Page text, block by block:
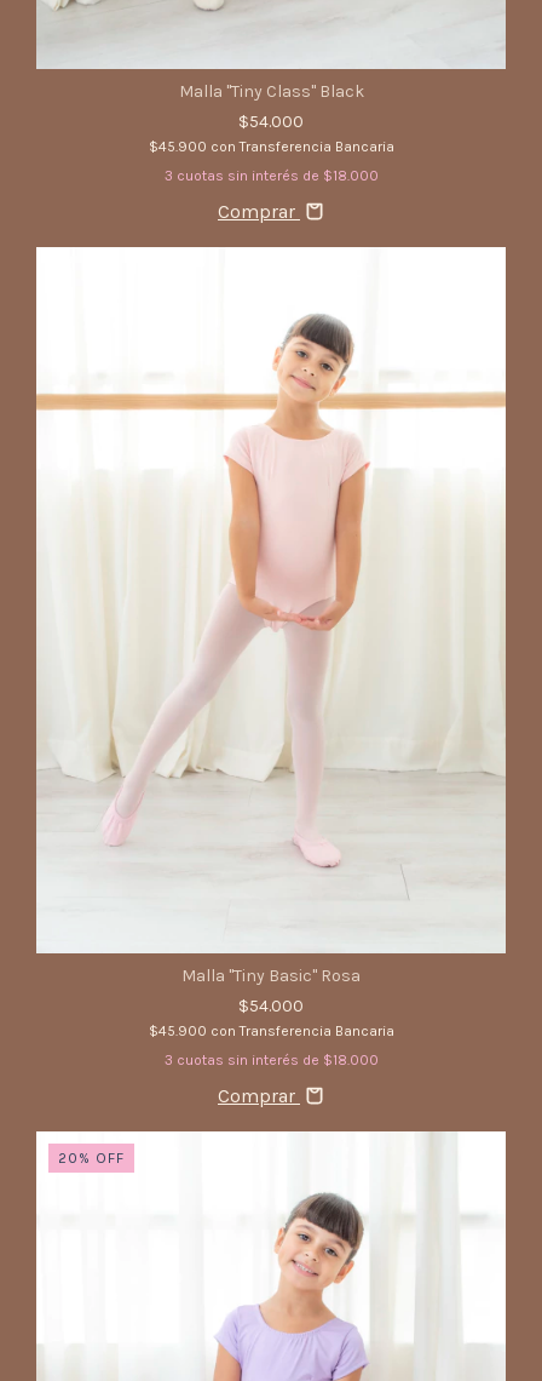
Malla "Tiny Class" Black
$54.000
$45.900 con Transferencia Bancaria
3 cuotas sin interés de $18.000
Comprar
Malla "Tiny Basic" Rosa
$54.000
$45.900 con Transferencia Bancaria
3 cuotas sin interés de $18.000
Comprar
20 % OFF